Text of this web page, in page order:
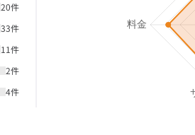
20件
33件
11件
2件
4件